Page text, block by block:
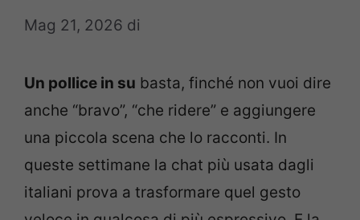
Mag 21, 2026 di
Un pollice in su basta, finché non vuoi dire
anche “bravo”, “che ridere” e aggiungere
una piccola scena che lo racconti. In
queste settimane la chat più usata dagli
italiani prova a trasformare quel gesto